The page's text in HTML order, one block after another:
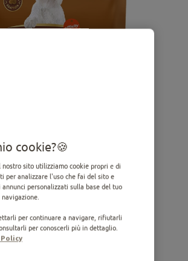
Senior con
cookie?
nostro sito utilizziamo cookie propri e di
per analizzare l'uso che fai del sito e
personalizzati sulla base del tuo
per continuare a navigare, rifiutarli
per conoscerli più in dettaglio.